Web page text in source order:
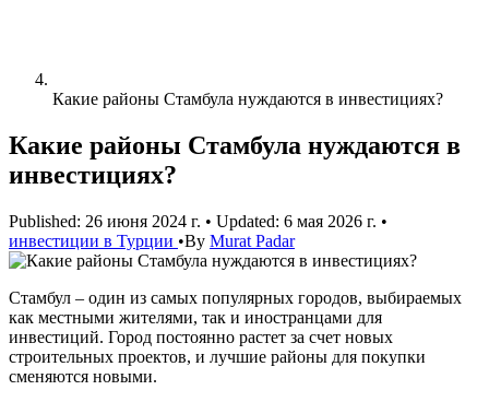
Какие районы Стамбула нуждаются в инвестициях?
Какие районы Стамбула нуждаются в
инвестициях?
Published: 26 июня 2024 г. • Updated: 6 мая 2026 г. •
инвестиции в Турции •By Murat Padar
Стамбул – один из самых популярных городов, выбираемых
как местными жителями, так и иностранцами для
инвестиций. Город постоянно растет за счет новых
строительных проектов, и лучшие районы для покупки
сменяются новыми.